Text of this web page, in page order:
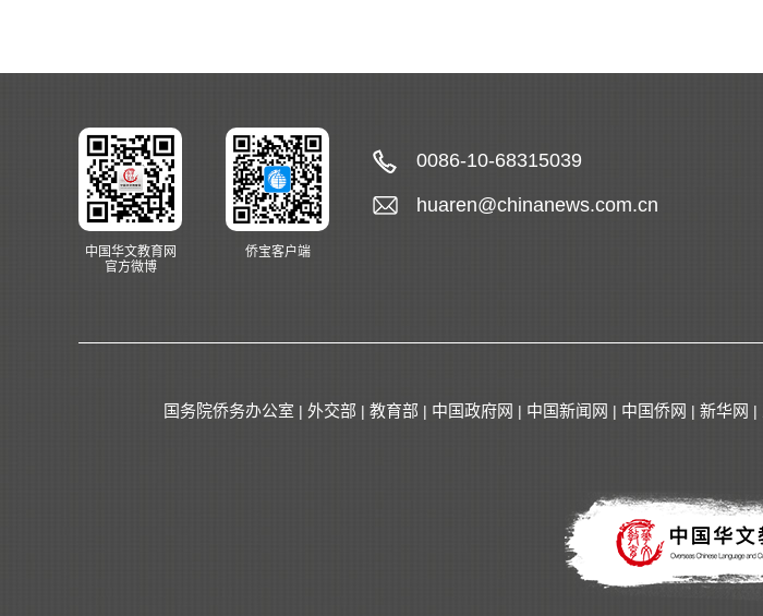
中国华文教育网
官方微博
侨宝客户端
0086-10-68315039
huaren@chinanews.com.cn
国务院侨务办公室 | 外交部 | 教育部 | 中国政府网 | 中国新闻网 | 中国侨网 | 新华网 |